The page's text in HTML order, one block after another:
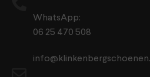
WhatsApp:
06 25 470 508